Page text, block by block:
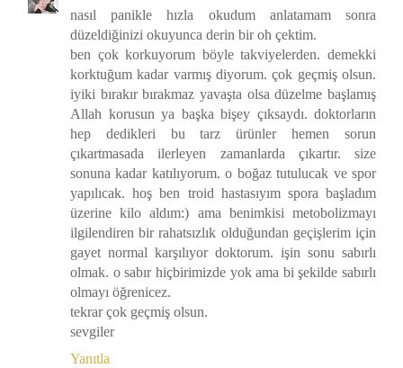
nasıl panikle hızla okudum anlatamam sonra
düzeldiğinizi okuyunca derin bir oh çektim.
ben çok korkuyorum böyle takviyelerden. demekki
korktuğum kadar varmış diyorum. çok geçmiş olsun.
iyiki bırakır bırakmaz yavaşta olsa düzelme başlamış
Allah korusun ya başka bişey çıksaydı. doktorların
hep dedikleri bu tarz ürünler hemen sorun
çıkartmasada ilerleyen zamanlarda çıkartır. size
sonuna kadar katılıyorum. o boğaz tutulucak ve spor
yapılıcak. hoş ben troid hastasıyım spora başladım
üzerine kilo aldım:) ama benimkisi metobolizmayı
ilgilendiren bir rahatsızlık olduğundan geçişlerim için
gayet normal karşılıyor doktorum. işin sonu sabırlı
olmak. o sabır hiçbirimizde yok ama bi şekilde sabırlı
olmayı öğrenicez.
tekrar çok geçmiş olsun.
sevgiler
Yanıtla